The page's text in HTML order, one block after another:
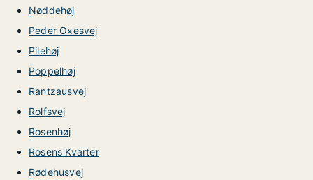
Nøddehøj
Peder Oxesvej
Pilehøj
Poppelhøj
Rantzausvej
Rolfsvej
Rosenhøj
Rosens Kvarter
Rødehusvej